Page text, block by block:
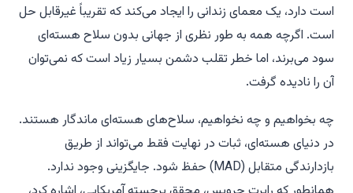
است دارد، یک معمای زندانی را ایجاد می‌کند که تقریباً غیرقابل حل
است. اگرچه همه به طور نظری از جهانی بدون سلاح هسته‌ای
سود می‌برند، اما خطر تقلب دشمن بسیار زیاد است که نمی‌توان
آن را نادیده گرفت.
چه بخواهیم و چه نخواهیم، سلاح‌های هسته‌ای ماندگار هستند.
در دنیای هسته‌ای، ثبات در نهایت فقط می‌تواند از طریق
بازدارندگی متقابل (MAD) حفظ شود. جایگزینی وجود ندارد.